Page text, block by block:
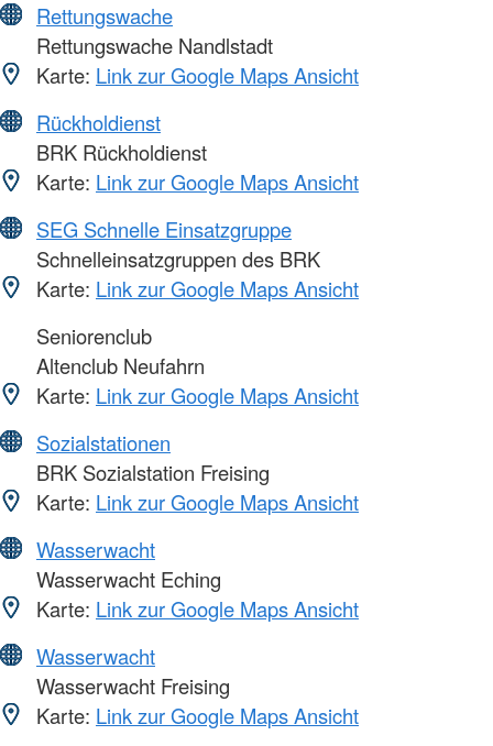
Rettungswache
Rettungswache Nandlstadt
Karte: Link zur Google Maps Ansicht
Rückholdienst
BRK Rückholdienst
Karte: Link zur Google Maps Ansicht
SEG Schnelle Einsatzgruppe
Schnelleinsatzgruppen des BRK
Karte: Link zur Google Maps Ansicht
Seniorenclub
Altenclub Neufahrn
Karte: Link zur Google Maps Ansicht
Sozialstationen
BRK Sozialstation Freising
Karte: Link zur Google Maps Ansicht
Wasserwacht
Wasserwacht Eching
Karte: Link zur Google Maps Ansicht
Wasserwacht
Wasserwacht Freising
Karte: Link zur Google Maps Ansicht